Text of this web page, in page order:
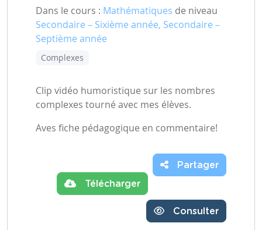
Dans le cours : Mathématiques de niveau
Secondaire – Sixième année, Secondaire –
Septième année
Complexes
Clip vidéo humoristique sur les nombres
complexes tourné avec mes élèves.
Aves fiche pédagogique en commentaire!
Télécharger
Partager
Consulter